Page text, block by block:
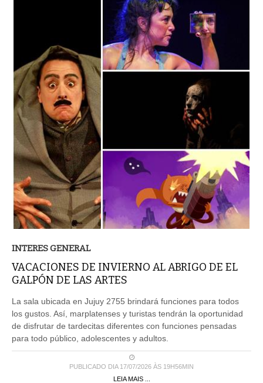
INTERES GENERAL
VACACIONES DE INVIERNO AL ABRIGO DE EL
GALPÓN DE LAS ARTES
La sala ubicada en Jujuy 2755 brindará funciones para todos
los gustos. Así, marplatenses y turistas tendrán la oportunidad
de disfrutar de tardecitas diferentes con funciones pensadas
para todo público, adolescentes y adultos.
PUBLICADO DIA 17/07/2026 ÀS 19H56MIN
LEIA MAIS ...